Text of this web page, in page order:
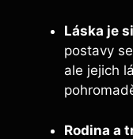
Láska je
postavy
ale jejich
Rodina a